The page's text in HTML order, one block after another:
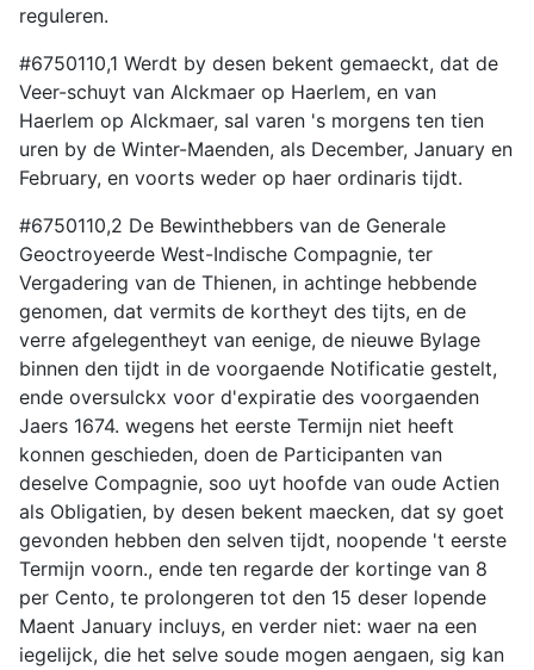
reguleren.
#6750110,1 Werdt by desen bekent gemaeckt, dat de
Veer-schuyt van Alckmaer op Haerlem, en van
Haerlem op Alckmaer, sal varen 's morgens ten tien
uren by de Winter-Maenden, als December, January en
February, en voorts weder op haer ordinaris tijdt.
#6750110,2 De Bewinthebbers van de Generale
Geoctroyeerde West-Indische Compagnie, ter
Vergadering van de Thienen, in achtinge hebbende
genomen, dat vermits de kortheyt des tijts, en de
verre afgelegentheyt van eenige, de nieuwe Bylage
binnen den tijdt in de voorgaende Notificatie gestelt,
ende oversulckx voor d'expiratie des voorgaenden
Jaers 1674. wegens het eerste Termijn niet heeft
konnen geschieden, doen de Participanten van
deselve Compagnie, soo uyt hoofde van oude Actien
als Obligatien, by desen bekent maecken, dat sy goet
gevonden hebben den selven tijdt, noopende 't eerste
Termijn voorn., ende ten regarde der kortinge van 8
per Cento, te prolongeren tot den 15 deser lopende
Maent January incluys, en verder niet: waer na een
iegelijck, die het selve soude mogen aengaen, sig kan